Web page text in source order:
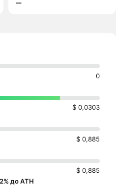
‒
0
$ 0,0303
$ 0,885
$ 0,885
до ATH